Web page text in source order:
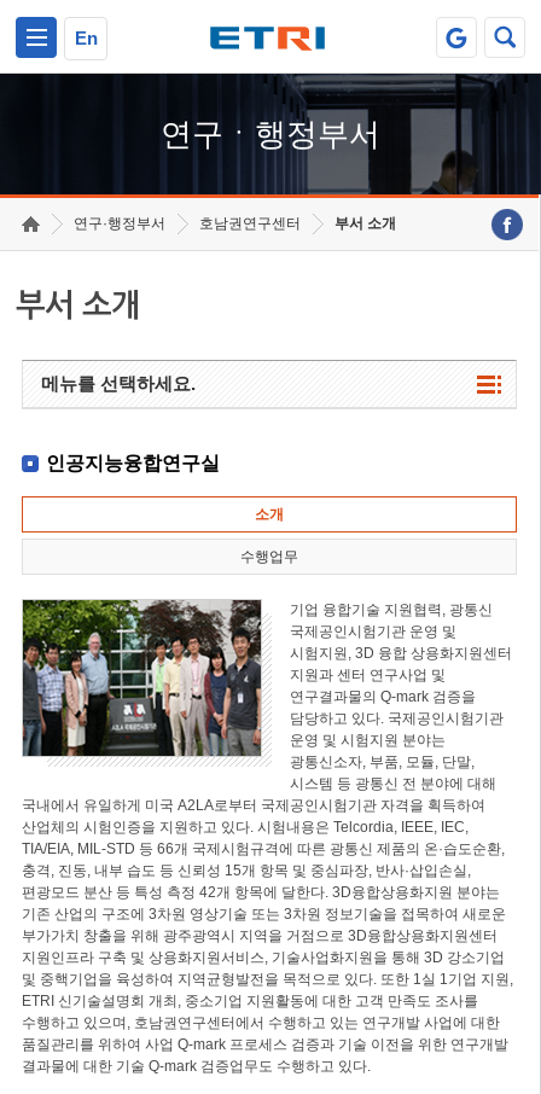
En
연구ㆍ행정부서
연구·행정부서 호남권연구센터 부서 소개
부서 소개
메뉴를 선택하세요.
인공지능융합연구실
소개
수행업무
기업 융합기술 지원협력, 광통신
국제공인시험기관 운영 및
시험지원, 3D 융합 상용화지원센터
지원과 센터 연구사업 및
연구결과물의 Q-mark 검증을
담당하고 있다. 국제공인시험기관
운영 및 시험지원 분야는
광통신소자, 부품, 모듈, 단말,
시스템 등 광통신 전 분야에 대해
국내에서 유일하게 미국 A2LA로부터 국제공인시험기관 자격을 획득하여
산업체의 시험인증을 지원하고 있다. 시험내용은 Telcordia, IEEE, IEC,
TIA/EIA, MIL-STD 등 66개 국제시험규격에 따른 광통신 제품의 온·습도순환,
충격, 진동, 내부 습도 등 신뢰성 15개 항목 및 중심파장, 반사·삽입손실,
편광모드 분산 등 특성 측정 42개 항목에 달한다. 3D융합상용화지원 분야는
기존 산업의 구조에 3차원 영상기술 또는 3차원 정보기술을 접목하여 새로운
부가가치 창출을 위해 광주광역시 지역을 거점으로 3D융합상용화지원센터
지원인프라 구축 및 상용화지원서비스, 기술사업화지원을 통해 3D 강소기업
및 중핵기업을 육성하여 지역균형발전을 목적으로 있다. 또한 1실 1기업 지원,
ETRI 신기술설명회 개최, 중소기업 지원활동에 대한 고객 만족도 조사를
수행하고 있으며, 호남권연구센터에서 수행하고 있는 연구개발 사업에 대한
품질관리를 위하여 사업 Q-mark 프로세스 검증과 기술 이전을 위한 연구개발
결과물에 대한 기술 Q-mark 검증업무도 수행하고 있다.